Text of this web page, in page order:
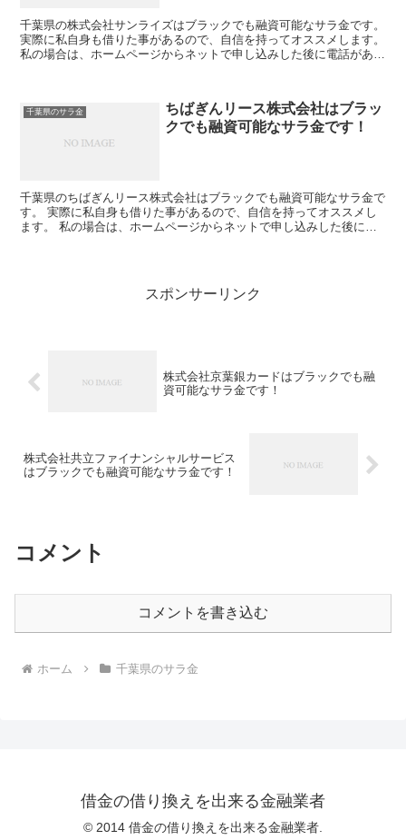
千葉県の株式会社サンライズはブラックでも融資可能なサラ金です。
実際に私自身も借りた事があるので、自信を持ってオススメします。
私の場合は、ホームページからネットで申し込みした後に電話があ
千葉県のサラ金
ちばぎんリース株式会社はブラッ
クでも融資可能なサラ金です！
千葉県のちばぎんリース株式会社はブラックでも融資可能なサラ金で
す。 実際に私自身も借りた事があるので、自信を持ってオススメし
ます。 私の場合は、ホームページからネットで申し込みした後に電
スポンサーリンク
株式会社京葉銀カードはブラックでも融
資可能なサラ金です！
株式会社共立ファイナンシャルサービス
はブラックでも融資可能なサラ金です！
コメント
コメントを書き込む
ホーム 千葉県のサラ金
借金の借り換えを出来る金融業者
© 2014 借金の借り換えを出来る金融業者.